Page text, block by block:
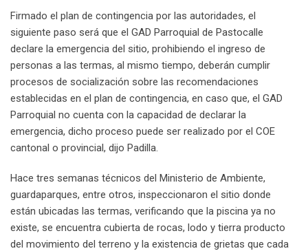
Firmado el plan de contingencia por las autoridades, el
siguiente paso será que el GAD Parroquial de Pastocalle
declare la emergencia del sitio, prohibiendo el ingreso de
personas a las termas, al mismo tiempo, deberán cumplir
procesos de socialización sobre las recomendaciones
establecidas en el plan de contingencia, en caso que, el GAD
Parroquial no cuenta con la capacidad de declarar la
emergencia, dicho proceso puede ser realizado por el COE
cantonal o provincial, dijo Padilla.
Hace tres semanas técnicos del Ministerio de Ambiente,
guardaparques, entre otros, inspeccionaron el sitio donde
están ubicadas las termas, verificando que la piscina ya no
existe, se encuentra cubierta de rocas, lodo y tierra producto
del movimiento del terreno y la existencia de grietas que cada